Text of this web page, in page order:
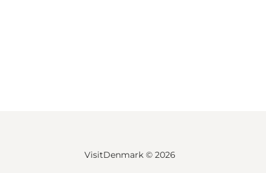
VisitDenmark © 2026